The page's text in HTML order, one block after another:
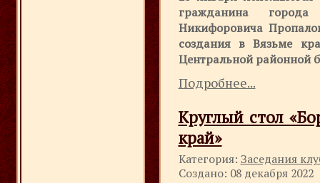
гражданина
Никифоровича
создания в Вязьме
Центральной районной
Подробнее...
Круглый стол
край»
Категория: Заседания
Создано: 08 декабря 2022